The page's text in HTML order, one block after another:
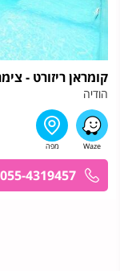
קומראן ריזורט -
הודיה
055-4319457